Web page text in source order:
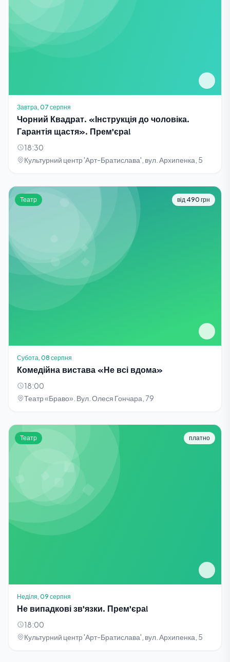
Завтра, 07 серпня
Чорний Квадрат. «Інструкція до чоловіка.
Гарантія щастя». Прем'єра!
18:30
Культурний центр 'Арт-Братислава', вул. Архипенка, 5
Театр від 490 грн
Субота, 08 серпня
Комедійна вистава «Не всі вдома»
18:00
Театр «Браво». Вул. Олеся Гончара, 79
Театр платно
Неділя, 09 серпня
Не випадкові зв'язки. Прем'єра!
18:00
Культурний центр 'Арт-Братислава', вул. Архипенка, 5